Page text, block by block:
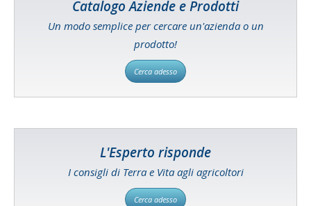
Catalogo Aziende e Prodotti
Un modo semplice per cercare un'azienda o un
prodotto!
Cerca adesso
L'Esperto risponde
I consigli di Terra e Vita agli agricoltori
Cerca adesso